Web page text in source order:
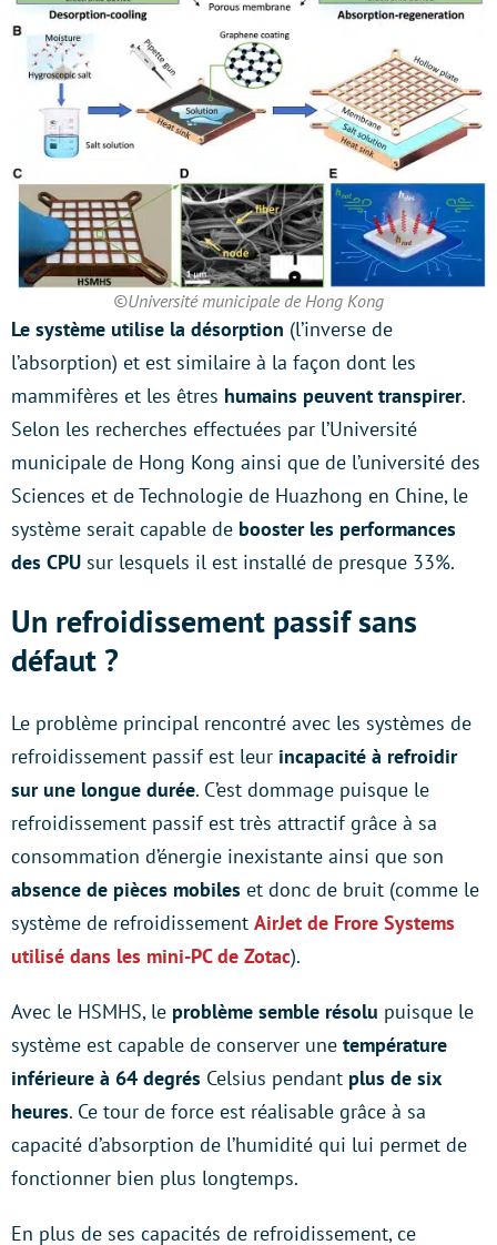
©Université municipale de Hong Kong
Le système utilise la désorption (l’inverse de
l’absorption) et est similaire à la façon dont les
mammifères et les êtres humains peuvent transpirer.
Selon les recherches effectuées par l’Université
municipale de Hong Kong ainsi que de l’université des
Sciences et de Technologie de Huazhong en Chine, le
système serait capable de booster les performances
des CPU sur lesquels il est installé de presque 33%.
Un refroidissement passif sans
défaut ?
Le problème principal rencontré avec les systèmes de
refroidissement passif est leur incapacité à refroidir
sur une longue durée. C’est dommage puisque le
refroidissement passif est très attractif grâce à sa
consommation d’énergie inexistante ainsi que son
absence de pièces mobiles et donc de bruit (comme le
système de refroidissement AirJet de Frore Systems
utilisé dans les mini-PC de Zotac).
Avec le HSMHS, le problème semble résolu puisque le
système est capable de conserver une température
inférieure à 64 degrés Celsius pendant plus de six
heures. Ce tour de force est réalisable grâce à sa
capacité d’absorption de l’humidité qui lui permet de
fonctionner bien plus longtemps.
En plus de ses capacités de refroidissement, ce